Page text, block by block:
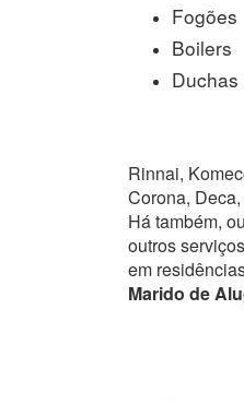
Fogões
Boilers
Duchas
Rinnai,
Corona,
Há também,
outros
em
Marido de